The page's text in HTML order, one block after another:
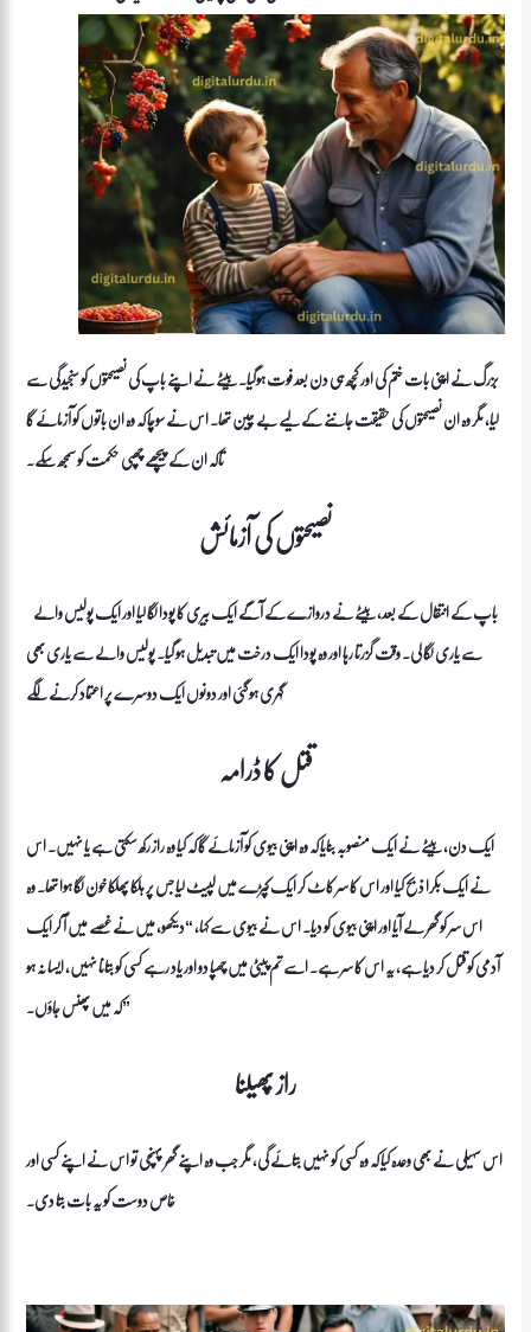
بزرگ نے اپنی بات ختم کی اور کچھ ہی دن بعد فوت ہوگیا۔ بیٹے نے اپنے باپ کی نصیحتوں کو سنجیدگی سے
لیا، مگر وہ ان نصیحتوں کی حقیقت جاننے کے لیے بے چین تھا۔ اس نے سوچا کہ وہ ان باتوں کو آزمائے گا
تاکہ ان کے پیچھے چھپی حکمت کو سمجھ سکے۔
نصیحتوں کی آزمائش
سے یاری لگا لی۔ وقت گزرتا رہا اور وہ پودا ایک درخت میں تبدیل ہو گیا۔ پولیس والے سے یاری بھی
گہری ہو گئی اور دونوں ایک دوسرے پر اعتماد کرنے لگے
قتل کا ڈرامہ
ایک دن، بیٹے نے ایک منصوبہ بنایا کہ وہ اپنی بیوی کو آزمائے گا کہ کیا وہ راز رکھ سکتی ہے یا نہیں۔ اس
نے ایک بکرا ذبح کیا اور اس کا سر کاٹ کر ایک کپڑے میں لپیٹ لیا جس پر ہلکا پھلکا خون لگا ہوا تھا۔ وہ
اس سر کو گھر لے آیا اور اپنی بیوی کو دیا۔ اس نے بیوی سے کہا، “دیکھو، میں نے غصے میں آ کر ایک
آدمی کو قتل کر دیا ہے، یہ اس کا سر ہے۔ اسے تم پیٹی میں چھپا دو اور یاد رہے کسی کو بتانا نہیں، ایسا نہ ہو
کہ میں پھنس جاؤں۔”
راز پھیلنا
اس سہیلی نے بھی وعدہ کیا کہ وہ کسی کو نہیں بتائے گی، مگر جب وہ اپنے گھر پہنچی تو اس نے اپنے کسی اور
خاص دوست کو یہ بات بتا دی۔